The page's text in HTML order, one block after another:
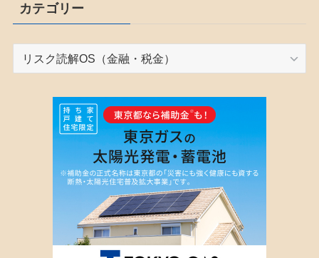
カテゴリー